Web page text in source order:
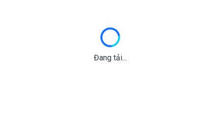
Đang tải...